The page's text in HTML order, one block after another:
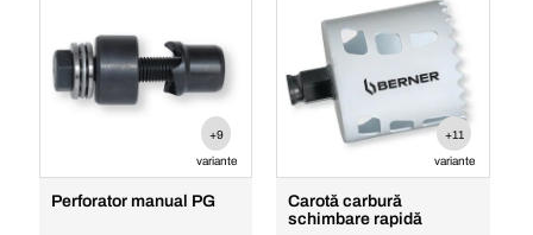
+9
variante
Perforator manual PG
+11
variante
Carotă carbură
schimbare rapidă